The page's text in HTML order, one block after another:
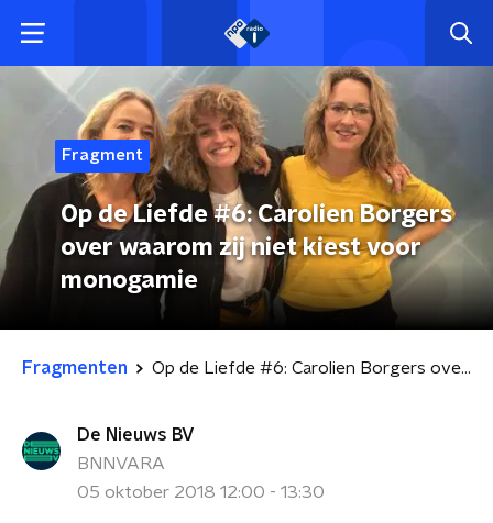
Fragment
Op de Liefde #6: Carolien Borgers
over waarom zij niet kiest voor
monogamie
Fragmenten Op de Liefde #6: Carolien Borgers over waarom zij niet kiest voor monogamie
De Nieuws BV
BNNVARA
05 oktober 2018 12:00 - 13:30